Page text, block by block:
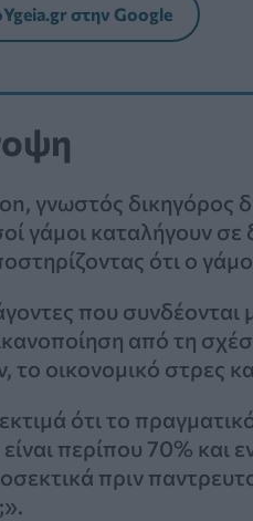
στην Google
γνωστός δικηγόρος
γάμοι καταλήγουν
ότι ο
που συνδέονται
από τη
το οικονομικό στρες
ότι το
περίπου 70% και
πριν